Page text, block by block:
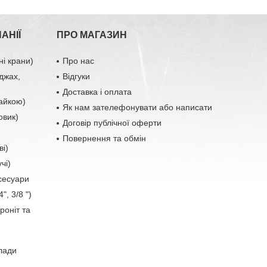
крани)
3/8 ")
та
ПРО МАГАЗИН
Про нас
Відгуки
Доставка і оплата
Як нам зателефонувати або написати
Договір публічної оферти
Повернення та обмін